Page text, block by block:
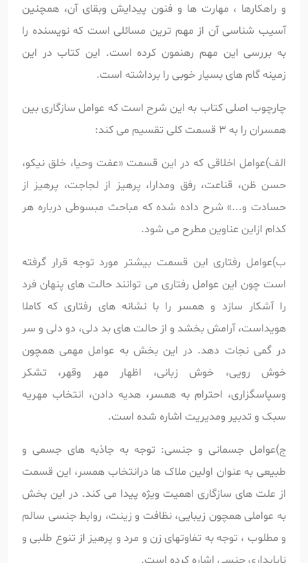
و راهکارها ، مهارت ها و فنون پیدایش وبقای آن، همچنین
آسیب شناسی آن از مهم ترین مسائلی است که نویسنده را
به بررسی این مهم رهنمون کرده است. این کتاب در این
زمینه گام های بسیار خوبی را برداشته است.
چارچوب اصلی کتاب به این شرح است که عوامل سازگاری بین
همسران را به 3 قسمت کلی تقسیم می کند:
الف)عوامل اخلاقی که در این قسمت «عفت وحیا، خلق نیکو،
حسن ظن، قناعت، رفق ومدارا، پرهیز از لجاجت، پرهیز از
حسادت و...» شرح داده شده که مباحث مبسوطی درباره هر
کدام ازاین عناوین مطرح می شود.
ب)عوامل رفتاری این قسمت بیشتر مورد توجه قرار گرفته
است چون این عوامل رفتاری می توانند حالت های پنهان فرد
را آشکار سازد و همسر را با نشانه های رفتاری که کاملا
هویداست، آرامش بخشد و از حالت های بد دلی، دو دلی و سر
در گمی نجات دهد. در این بخش به عوامل مهمی همچون
خوش رویی، خوش زبانی، اظهار مهر وقهر، تشکر
وسپاسگزاری، احترام به همسر، هدیه دادن، انتخاب مهریه
سبک و تدبیر ومدیریت اشاره شده است.
ج)عوامل جسمانی و جنسی: توجه به جاذبه های جسمی و
طبیعی به عنوان اولین ملاک ها درانتخاب همسر، این قسمت
از علت های سازگاری اهمیت ویژه پیدا می کند. در این بخش
به عواملی همچون زیبایی، نظافت و زینت، روابط جنسی سالم
و مطلوب ، توجه به تفاوتهای زن و مرد و پرهیز از تنوع طلبی و